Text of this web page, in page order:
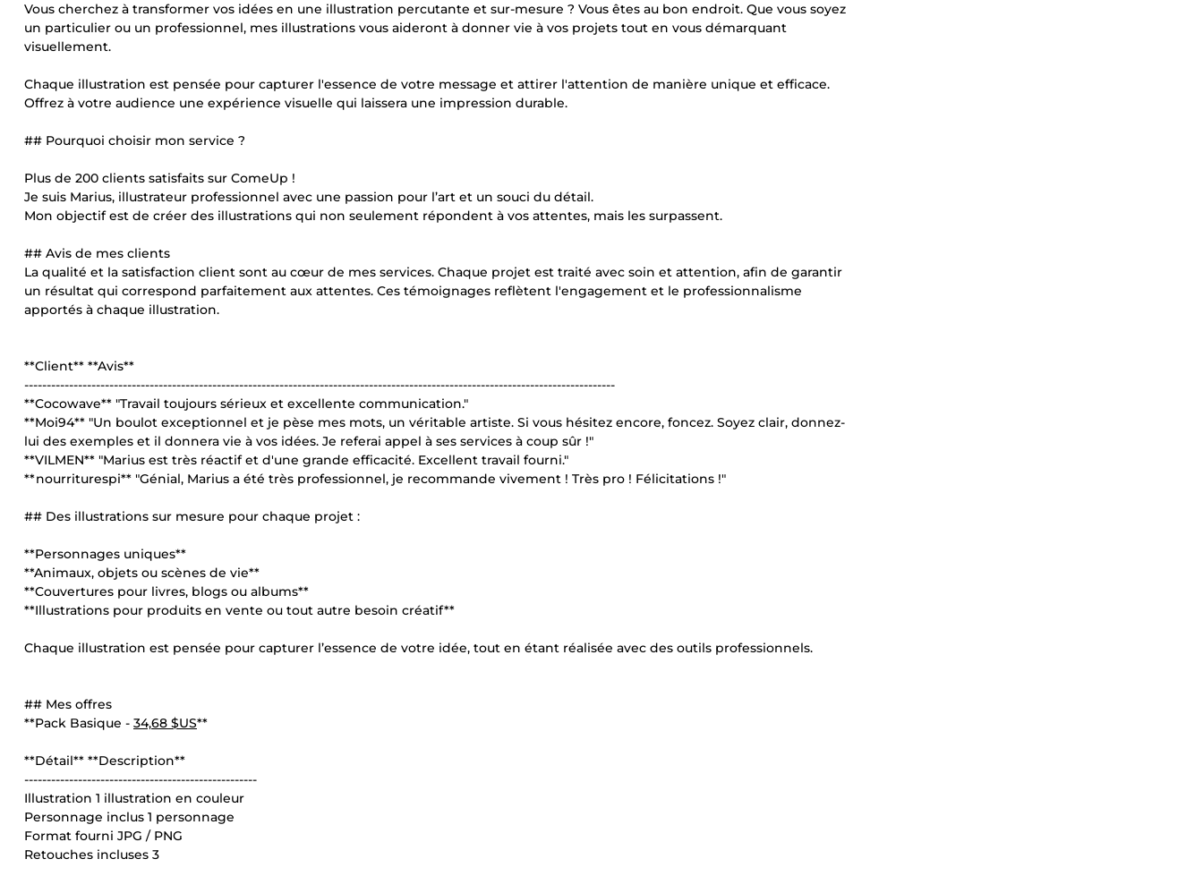
Vous cherchez à transformer vos idées en une illustration percutante et sur-mesure ? Vous êtes au bon endroit. Que vous soyez
un particulier ou un professionnel, mes illustrations vous aideront à donner vie à vos projets tout en vous démarquant
visuellement.
Chaque illustration est pensée pour capturer l'essence de votre message et attirer l'attention de manière unique et efficace.
Offrez à votre audience une expérience visuelle qui laissera une impression durable.
## Pourquoi choisir mon service ?
Plus de 200 clients satisfaits sur ComeUp !
Je suis Marius, illustrateur professionnel avec une passion pour l’art et un souci du détail.
Mon objectif est de créer des illustrations qui non seulement répondent à vos attentes, mais les surpassent.
## Avis de mes clients
La qualité et la satisfaction client sont au cœur de mes services. Chaque projet est traité avec soin et attention, afin de garantir
un résultat qui correspond parfaitement aux attentes. Ces témoignages reflètent l'engagement et le professionnalisme
apportés à chaque illustration.
**Client** **Avis**
------------------------------------------------------------------------------------------------------------------------------------
**Cocowave** "Travail toujours sérieux et excellente communication."
**Moi94** "Un boulot exceptionnel et je pèse mes mots, un véritable artiste. Si vous hésitez encore, foncez. Soyez clair, donnez-
lui des exemples et il donnera vie à vos idées. Je referai appel à ses services à coup sûr !"
**VILMEN** "Marius est très réactif et d'une grande efficacité. Excellent travail fourni."
**nourriturespi** "Génial, Marius a été très professionnel, je recommande vivement ! Très pro ! Félicitations !"
## Des illustrations sur mesure pour chaque projet :
**Personnages uniques**
**Animaux, objets ou scènes de vie**
**Couvertures pour livres, blogs ou albums**
**Illustrations pour produits en vente ou tout autre besoin créatif**
Chaque illustration est pensée pour capturer l’essence de votre idée, tout en étant réalisée avec des outils professionnels.
## Mes offres
**Pack Basique - 34,68 $US**
**Détail** **Description**
----------------------------------------------------
Illustration 1 illustration en couleur
Personnage inclus 1 personnage
Format fourni JPG / PNG
Retouches incluses 3